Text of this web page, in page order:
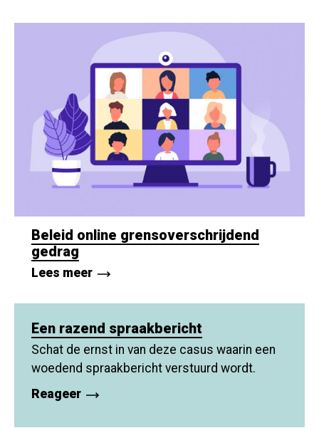
Beleid online grensoverschrijdend
gedrag
Lees meer
Een razend spraakbericht
Schat de ernst in van deze casus waarin een
woedend spraakbericht verstuurd wordt.
Reageer